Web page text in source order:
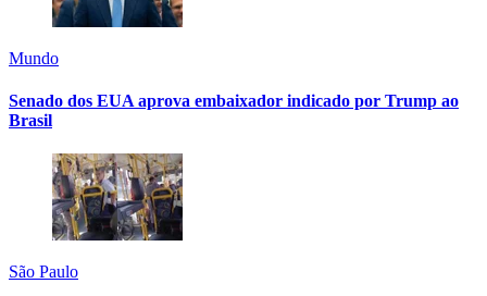
Mundo
Senado dos EUA aprova embaixador indicado por Trump ao
Brasil
São Paulo